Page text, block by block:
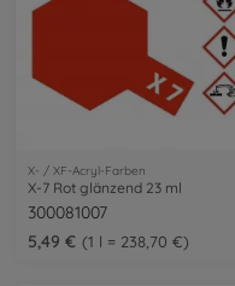
X- / XF-Acryl-Farben
X-7 Rot glänzend 23 ml
300081007
5,49 €
1 l = 238,70 €